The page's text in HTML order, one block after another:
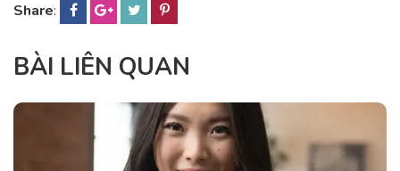
Share:
BÀI LIÊN QUAN